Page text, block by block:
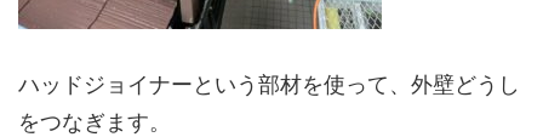
ハッドジョイナーという部材を使って、外壁どうし
をつなぎます。